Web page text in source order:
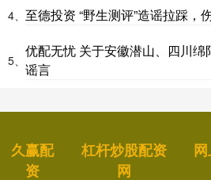
4、 至德投资 “野生测评”造谣拉踩，
5、
优配无忧 关于安徽潜山、四川
谣言
久赢配
资
杠杆炒股配资
网